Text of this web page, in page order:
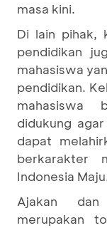
masa kini.
Di lain pihak,
pendidikan
mahasiswa
pendidikan.
mahasiswa
didukung
dapat
berkarakter
Indonesia
Ajakan
merupakan